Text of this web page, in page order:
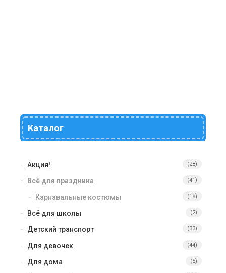
Каталог
Акция! (28)
Всё для праздника (41)
Карнавальные костюмы (18)
Всё для школы (2)
Детский транспорт (33)
Для девочек (44)
Для дома (5)